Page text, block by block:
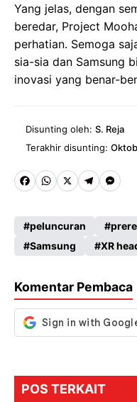
Yang jelas, dengan
beredar, Project
perhatian. Semoga
sia-sia dan Samsung
inovasi yang benar-
Disunting oleh: S. Reja
Terakhir disunting:
Fa
b
o
k
W
ts
A
p
X
Te
gr
a
M
se
n
er
peluncuran
Samsung
XR
Komentar Pembaca
POS TERKAIT